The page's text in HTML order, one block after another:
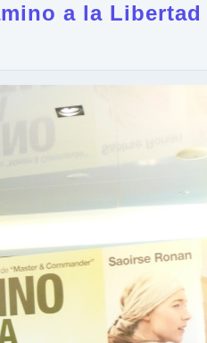
a la Libertad